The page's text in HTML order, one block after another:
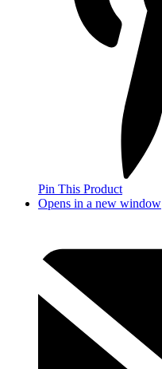
Pin This Product
Opens in a new window